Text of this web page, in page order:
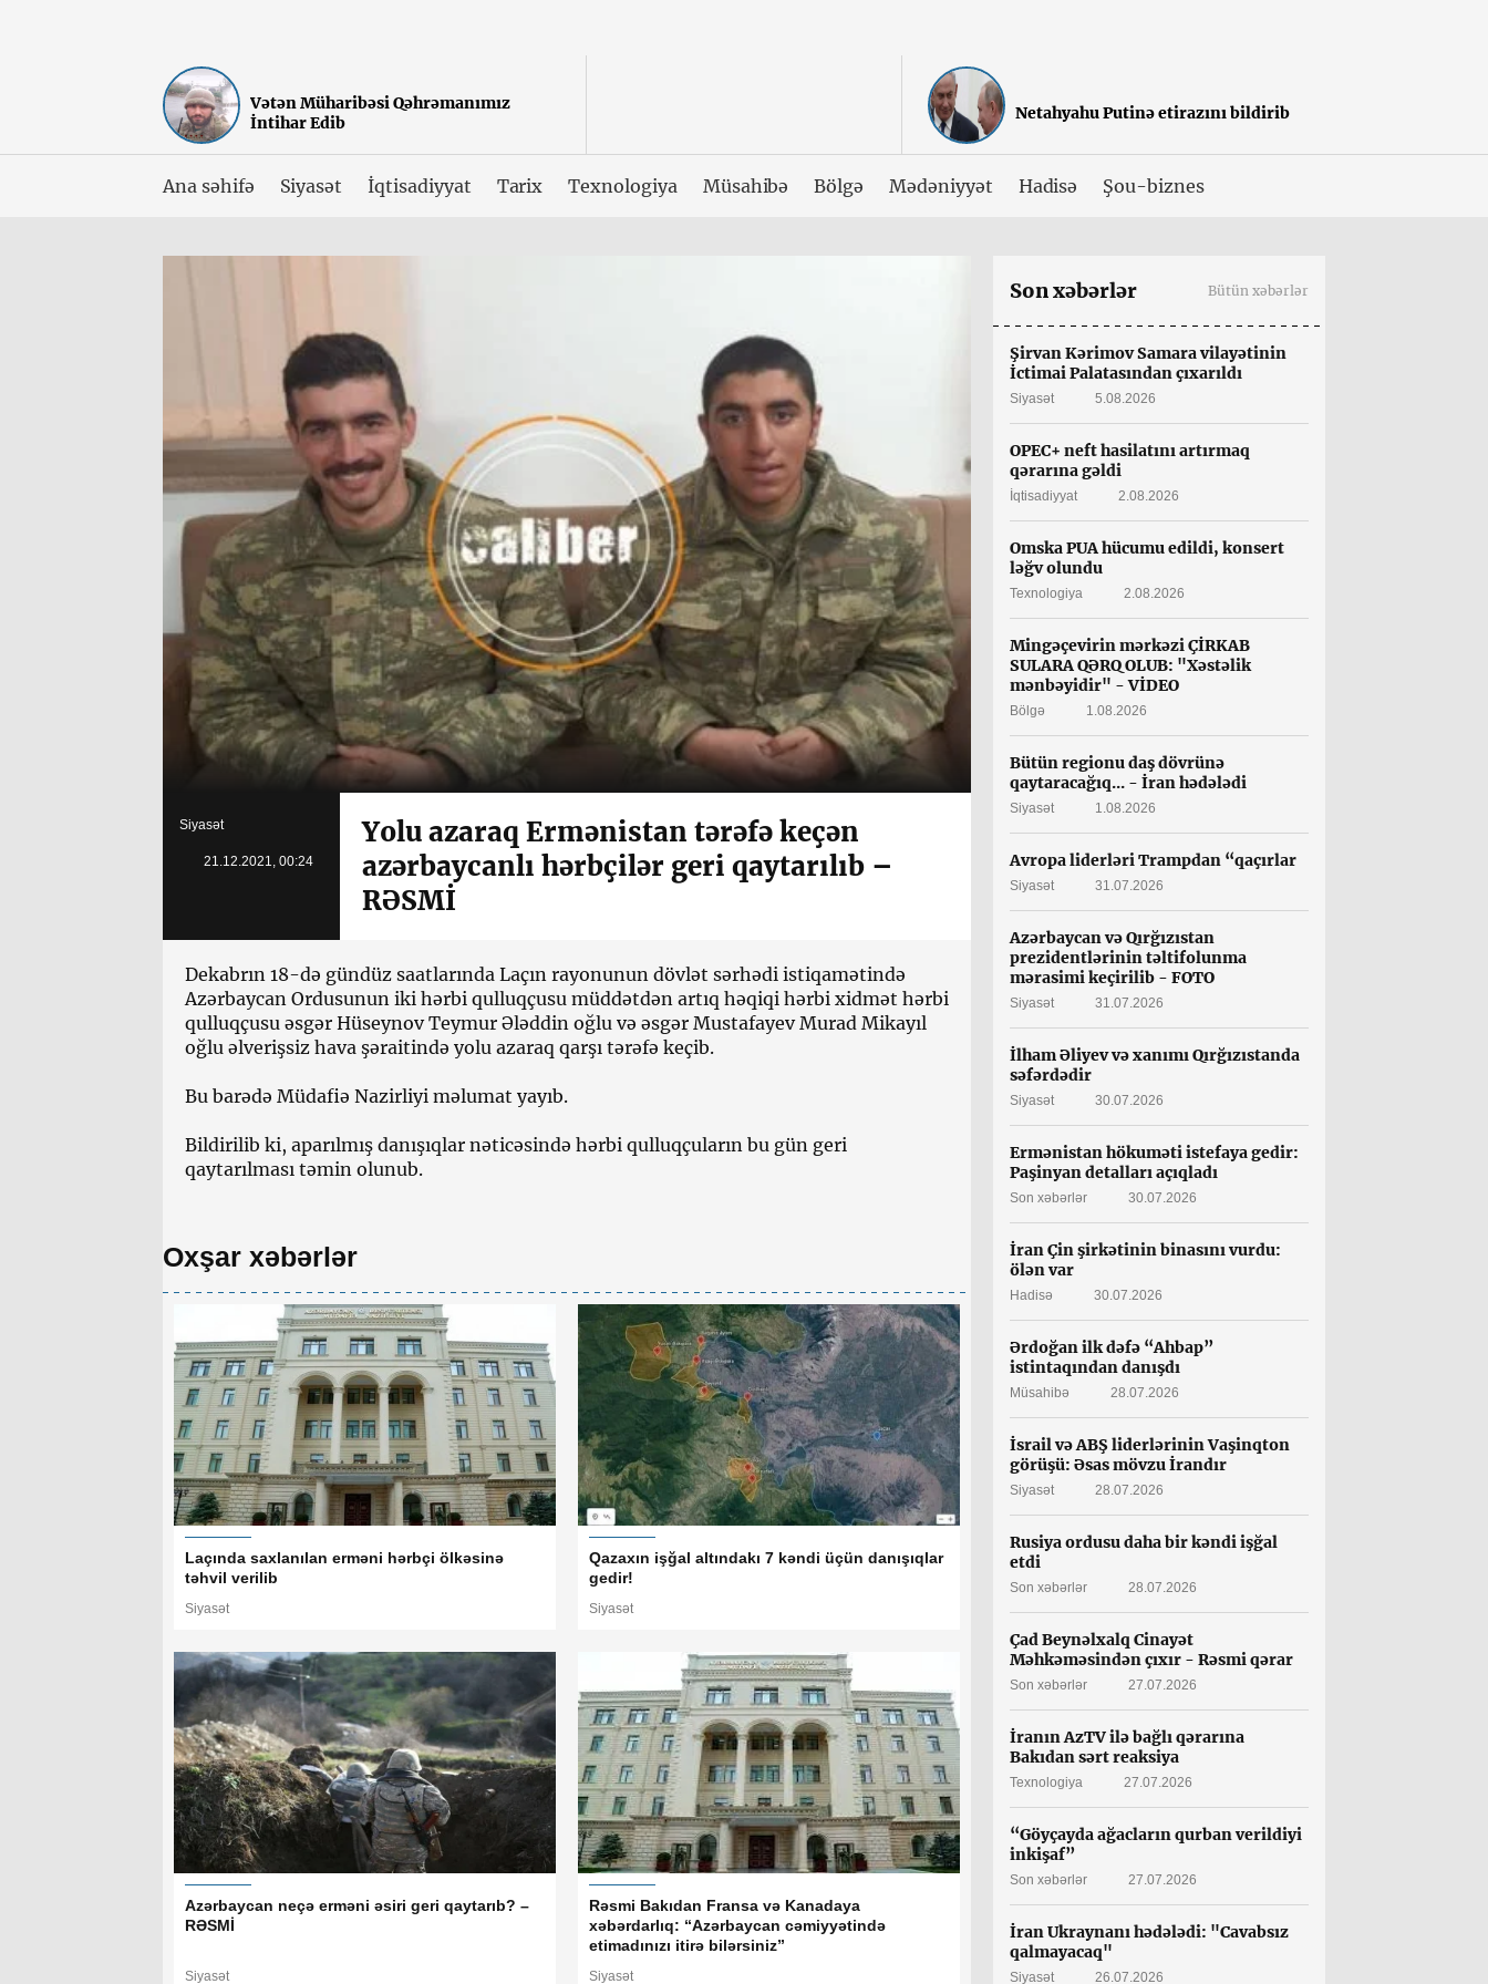
Vətən Müharibəsi Qəhrəmanımız
İntihar Edib
Netahyahu Putinə etirazını bildirib
Ana səhifə Siyasət İqtisadiyyat Tarix Texnologiya Müsahibə Bölgə Mədəniyyət Hadisə Şou-biznes
Siyasət
21.12.2021, 00:24
Yolu azaraq Ermənistan tərəfə keçən
azərbaycanlı hərbçilər geri qaytarılıb –
RƏSMİ
Dekabrın 18-də gündüz saatlarında Laçın rayonunun dövlət sərhədi istiqamətində
Azərbaycan Ordusunun iki hərbi qulluqçusu müddətdən artıq həqiqi hərbi xidmət hərbi
qulluqçusu əsgər Hüseynov Teymur Ələddin oğlu və əsgər Mustafayev Murad Mikayıl
oğlu əlverişsiz hava şəraitində yolu azaraq qarşı tərəfə keçib.
Bu barədə Müdafiə Nazirliyi məlumat yayıb.
Bildirilib ki, aparılmış danışıqlar nəticəsində hərbi qulluqçuların bu gün geri
qaytarılması təmin olunub.
Oxşar xəbərlər
Laçında saxlanılan erməni hərbçi ölkəsinə
təhvil verilib
Siyasət
Qazaxın işğal altındakı 7 kəndi üçün danışıqlar
gedir!
Siyasət
Azərbaycan neçə erməni əsiri geri qaytarıb? –
RƏSMİ
Siyasət
Rəsmi Bakıdan Fransa və Kanadaya
xəbərdarlıq: “Azərbaycan cəmiyyətində
etimadınızı itirə bilərsiniz”
Siyasət
Son xəbərlər Bütün xəbərlər
Şirvan Kərimov Samara vilayətinin
İctimai Palatasından çıxarıldı
Siyasət 5.08.2026
OPEC+ neft hasilatını artırmaq
qərarına gəldi
İqtisadiyyat 2.08.2026
Omska PUA hücumu edildi, konsert
ləğv olundu
Texnologiya 2.08.2026
Mingəçevirin mərkəzi ÇİRKAB
SULARA QƏRQ OLUB: "Xəstəlik
mənbəyidir" - VİDEO
Bölgə 1.08.2026
Bütün regionu daş dövrünə
qaytaracağıq... - İran hədələdi
Siyasət 1.08.2026
Avropa liderləri Trampdan “qaçırlar
Siyasət 31.07.2026
Azərbaycan və Qırğızıstan
prezidentlərinin təltifolunma
mərasimi keçirilib - FOTO
Siyasət 31.07.2026
İlham Əliyev və xanımı Qırğızıstanda
səfərdədir
Siyasət 30.07.2026
Ermənistan hökuməti istefaya gedir:
Paşinyan detalları açıqladı
Son xəbərlər 30.07.2026
İran Çin şirkətinin binasını vurdu:
ölən var
Hadisə 30.07.2026
Ərdoğan ilk dəfə “Ahbap”
istintaqından danışdı
Müsahibə 28.07.2026
İsrail və ABŞ liderlərinin Vaşinqton
görüşü: Əsas mövzu İrandır
Siyasət 28.07.2026
Rusiya ordusu daha bir kəndi işğal
etdi
Son xəbərlər 28.07.2026
Çad Beynəlxalq Cinayət
Məhkəməsindən çıxır - Rəsmi qərar
Son xəbərlər 27.07.2026
İranın AzTV ilə bağlı qərarına
Bakıdan sərt reaksiya
Texnologiya 27.07.2026
“Göyçayda ağacların qurban verildiyi
inkişaf”
Son xəbərlər 27.07.2026
İran Ukraynanı hədələdi: "Cavabsız
qalmayacaq"
Siyasət 26.07.2026